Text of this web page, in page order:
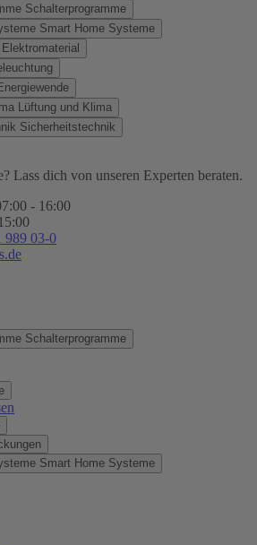
Schalterprogramme
Smart Home Systeme
Elektromaterial
Lüftung und Klima
Sicherheitstechnik
Lass dich von unseren Experten beraten.
- 16:00
989 03-0
Schalterprogramme
Smart Home Systeme